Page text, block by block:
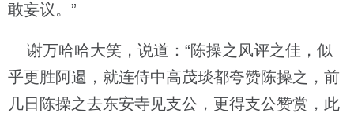
敢妄议。”
谢万哈哈大笑，说道：“陈操之风评之佳，似
乎更胜阿遏，就连侍中高茂琰都夸赞陈操之，前
几日陈操之去东安寺见支公，更得支公赞赏，此